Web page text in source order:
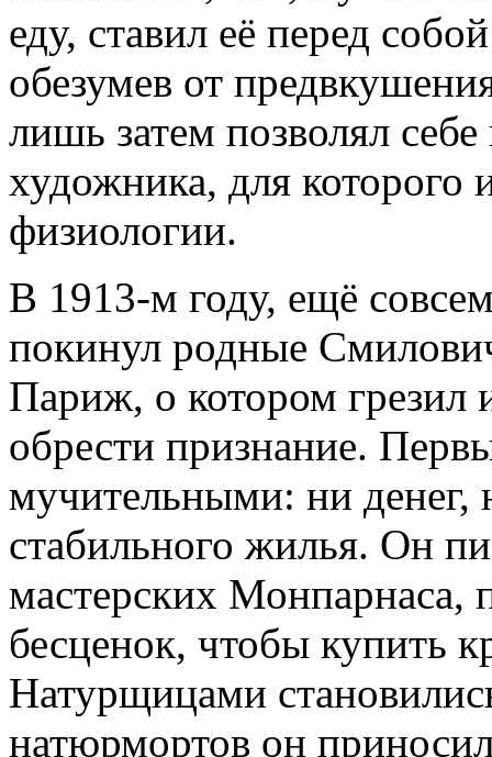
еду, ставил её перед
обезумев от
лишь затем позволял
художника, для которого
физиологии.
В 1913-м году, ещё
покинул родные
Париж, о котором грезил
обрести признание.
мучительными: ни денег,
стабильного жилья. Он
мастерских Монпарнаса,
бесценок, чтобы купить
Натурщицами
натюрмортов он